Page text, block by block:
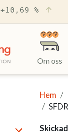
+10,69 %
Om oss
Hem